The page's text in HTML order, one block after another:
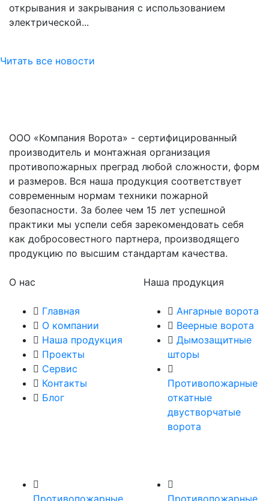
открывания и закрывания с использованием
электрической...
Читать все новости
ООО «Компания Ворота» - сертифицированный
производитель и монтажная организация
противопожарных преград любой сложности, форм
и размеров. Вся наша продукция соответствует
современным нормам техники пожарной
безопасности. За более чем 15 лет успешной
практики мы успели себя зарекомендовать себя
как добросовестного партнера, производящего
продукцию по высшим стандартам качества.
О нас
Главная
О компании
Наша продукция
Проекты
Сервис
Контакты
Блог
Наша продукция
Ангарные ворота
Веерные ворота
Дымозащитные
шторы
Противопожарные
откатные
двустворчатые
ворота
Противопожарные
Противопожарные